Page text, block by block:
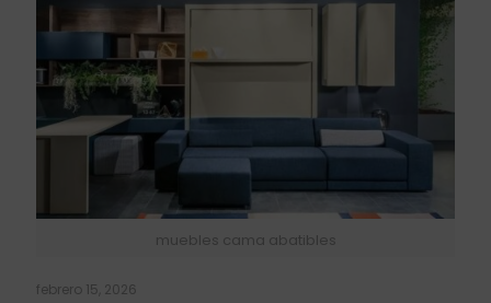
muebles cama abatibles
febrero 15, 2026